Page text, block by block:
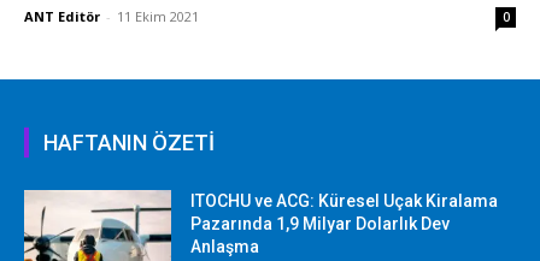
ANT Editör - 11 Ekim 2021 0
HAFTANIN ÖZETİ
ITOCHU ve ACG: Küresel Uçak Kiralama
Pazarında 1,9 Milyar Dolarlık Dev
Anlaşma